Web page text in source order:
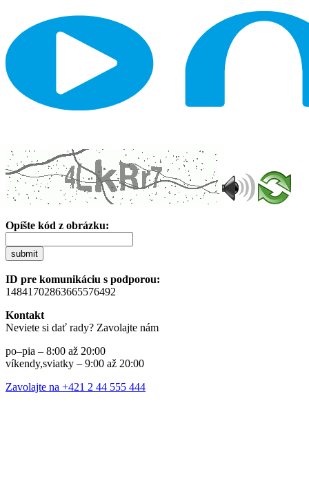
Opíšte kód z obrázku:
submit
ID pre komunikáciu s podporou:
14841702863665576492
Kontakt
Neviete si dať rady? Zavolajte nám
po–pia – 8:00 až 20:00
víkendy,sviatky – 9:00 až 20:00
Zavolajte na +421 2 44 555 444